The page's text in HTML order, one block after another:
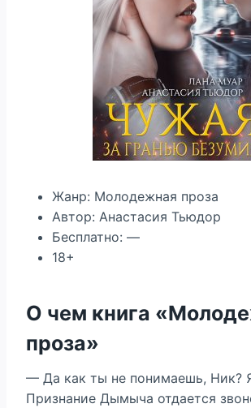
Жанр: Молодежная проза
Автор: Анастасия Тьюдор
Бесплатно: —
18+
О чем книга
проза»
— Да как ты не понимаешь, Ник?
Признание Дымыча отдается